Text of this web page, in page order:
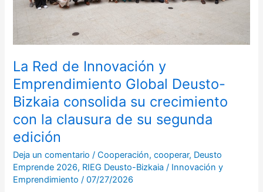
La Red de Innovación y
Emprendimiento Global Deusto-
Bizkaia consolida su crecimiento
con la clausura de su segunda
edición
Deja un comentario /Cooperación,cooperar, Deusto
Emprende 2026, RIEG Deusto-Bizkaia / Innovación y
Emprendimiento/07/27/2026
Bizkaia
con
la
clausura
de
su
segunda